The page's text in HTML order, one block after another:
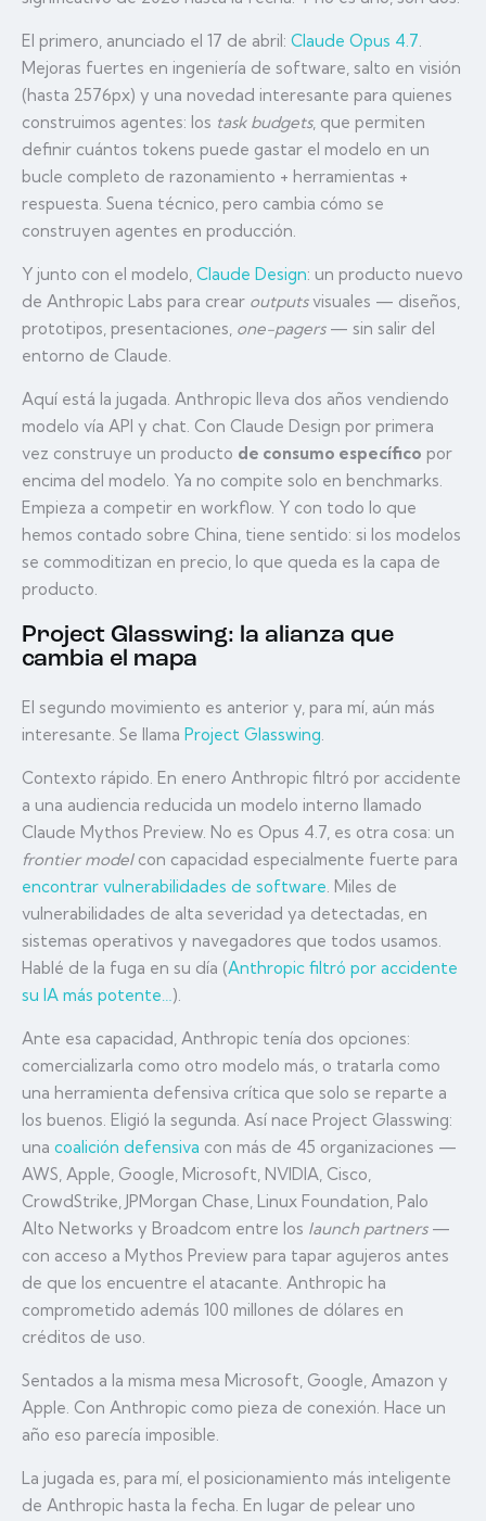
El primero, anunciado el 17 de abril: Claude Opus 4.7.
Mejoras fuertes en ingeniería de software, salto en visión
(hasta 2576px) y una novedad interesante para quienes
construimos agentes: los task budgets, que permiten
definir cuántos tokens puede gastar el modelo en un
bucle completo de razonamiento + herramientas +
respuesta. Suena técnico, pero cambia cómo se
construyen agentes en producción.
Y junto con el modelo, Claude Design: un producto nuevo
de Anthropic Labs para crear outputsvisuales — diseños,
prototipos, presentaciones, one-pagers— sin salir del
entorno de Claude.
Aquí está la jugada. Anthropic lleva dos años vendiendo
modelo vía API y chat. Con Claude Design por primera
vez construye un producto de consumo específico por
encima del modelo. Ya no compite solo en benchmarks.
Empieza a competir en workflow. Y con todo lo que
hemos contado sobre China, tiene sentido: si los modelos
se commoditizan en precio, lo que queda es la capa de
producto.
Project Glasswing: la alianza que
cambia el mapa
El segundo movimiento es anterior y, para mí, aún más
interesante. Se llama Project Glasswing.
Contexto rápido. En enero Anthropic filtró por accidente
a una audiencia reducida un modelo interno llamado
Claude Mythos Preview. No es Opus 4.7, es otra cosa: un
frontier modelcon capacidad especialmente fuerte para
encontrar vulnerabilidades de software. Miles de
vulnerabilidades de alta severidad ya detectadas, en
sistemas operativos y navegadores que todos usamos.
Hablé de la fuga en su día (Anthropic filtró por accidente
su IA más potente…).
Ante esa capacidad, Anthropic tenía dos opciones:
comercializarla como otro modelo más, o tratarla como
una herramienta defensiva crítica que solo se reparte a
los buenos. Eligió la segunda. Así nace Project Glasswing:
una coalición defensiva con más de 45 organizaciones —
AWS, Apple, Google, Microsoft, NVIDIA, Cisco,
CrowdStrike, JPMorgan Chase, Linux Foundation, Palo
Alto Networks y Broadcom entre los launch partners—
con acceso a Mythos Preview para tapar agujeros antes
de que los encuentre el atacante. Anthropic ha
comprometido además 100 millones de dólares en
créditos de uso.
Sentados a la misma mesa Microsoft, Google, Amazon y
Apple. Con Anthropic como pieza de conexión. Hace un
año eso parecía imposible.
La jugada es, para mí, el posicionamiento más inteligente
de Anthropic hasta la fecha. En lugar de pelear uno